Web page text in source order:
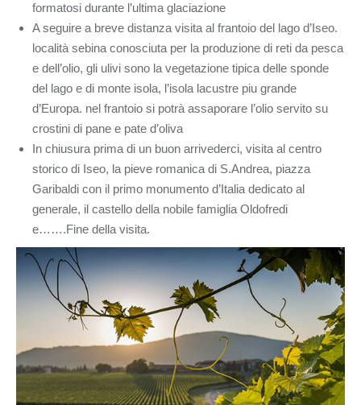
formatosi durante l’ultima glaciazione
A seguire a breve distanza visita al frantoio del lago d’Iseo.
località sebina conosciuta per la produzione di reti da pesca
e dell’olio, gli ulivi sono la vegetazione tipica delle sponde
del lago e di monte isola, l’isola lacustre piu grande
d’Europa. nel frantoio si potrà assaporare l’olio servito su
crostini di pane e pate d’oliva
In chiusura prima di un buon arrivederci, visita al centro
storico di Iseo, la pieve romanica di S.Andrea, piazza
Garibaldi con il primo monumento d’Italia dedicato al
generale, il castello della nobile famiglia Oldofredi
e…….Fine della visita.